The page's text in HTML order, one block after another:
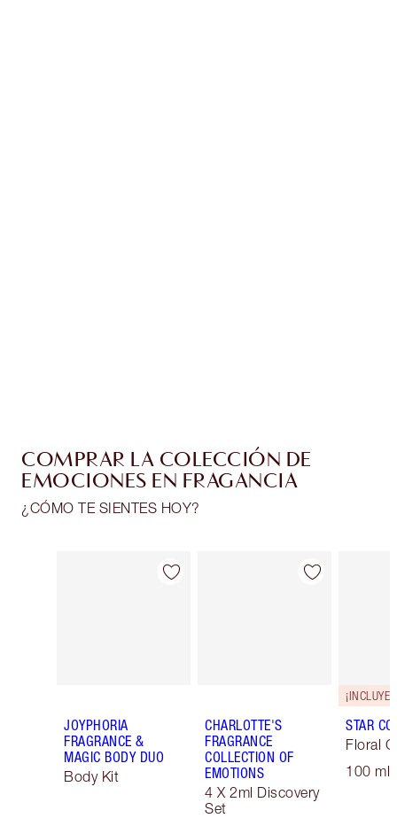
COMPRAR LA COLECCIÓN DE
EMOCIONES EN FRAGANCIA
¿CÓMO TE SIENTES HOY?
Artículo 1 de 27
JOYPHORIA
FRAGRANCE &
MAGIC BODY DUO
Body Kit
Artículo 2 de 27
CHARLOTTE'S
FRAGRANCE
COLLECTION OF
EMOTIONS
4 X 2ml Discovery
Set
STAR
Floral
100 ml